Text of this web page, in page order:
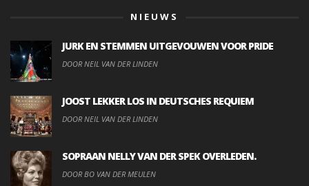
NIEUWS
JURK EN STEMMEN UITGEVOUWEN VOOR PRIDE
DOOR NEIL VAN DER LINDEN
JOOST LEKKER LOS IN DEUTSCHES REQUIEM
DOOR NEIL VAN DER LINDEN
SOPRAAN NELLY VAN DER SPEK OVERLEDEN.
DOOR BO VAN DER MEULEN